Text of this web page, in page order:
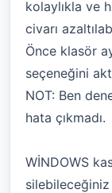
kolaylıkla ve
civarı
Önce klasör
seçeneğini
NOT: Ben
hata çıkmadı.
WİNDOWS
silebileceğiniz